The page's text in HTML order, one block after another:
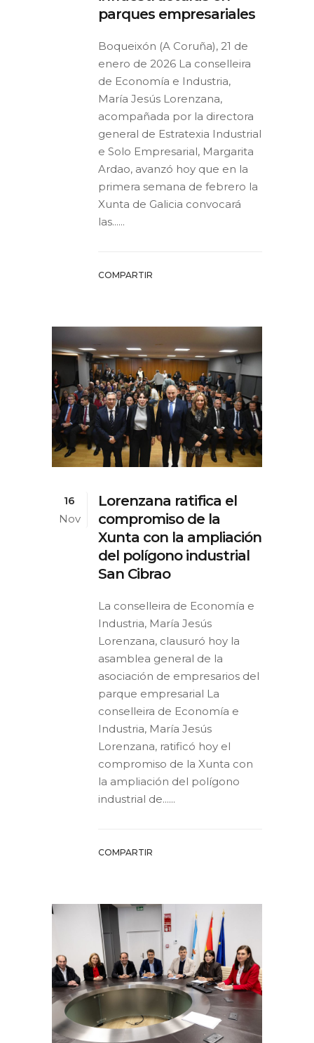
parques empresariales
Boqueixón (A Coruña), 21 de
enero de 2026 La conselleira
de Economía e Industria,
María Jesús Lorenzana,
acompañada por la directora
general de Estratexia Industrial
e Solo Empresarial, Margarita
Ardao, avanzó hoy que en la
primera semana de febrero la
Xunta de Galicia convocará
las......
COMPARTIR
16
Nov
Lorenzana ratifica el
compromiso de la
Xunta con la ampliación
del polígono industrial
San Cibrao
La conselleira de Economía e
Industria, María Jesús
Lorenzana, clausuró hoy la
asamblea general de la
asociación de empresarios del
parque empresarial La
conselleira de Economía e
Industria, María Jesús
Lorenzana, ratificó hoy el
compromiso de la Xunta con
la ampliación del polígono
industrial de......
COMPARTIR